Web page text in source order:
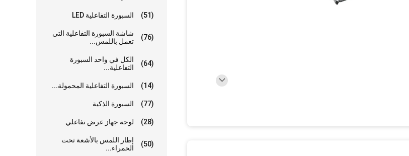
السبورة التفاعلية LED (51)
شاشة السبورة التفاعلية التي
تعمل باللمس...
(76)
الكل في واحد السبورة
التفاعلية...
(64)
السبورة التفاعلية المحمولة... (14)
السبورة الذكية (77)
لوحة جهاز عرض تفاعلي (28)
إطار اللمس بالأشعة تحت
الحمراء...
(50)